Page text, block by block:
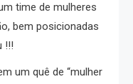
time de mulheres
bem posicionadas
!!!
um quê​ de “mulher